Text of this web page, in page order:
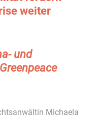
weiter
und
Michaela